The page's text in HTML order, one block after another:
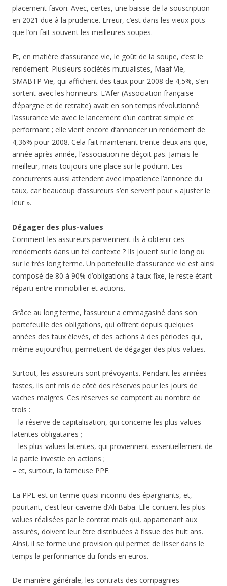
placement favori. Avec, certes, une baisse de la souscription
en 2021 due à la prudence. Erreur, c’est dans les vieux pots
que l’on fait souvent les meilleures soupes.
Et, en matière d’assurance vie, le goût de la soupe, c’est le
rendement. Plusieurs sociétés mutualistes, Maaf Vie,
SMABTP Vie, qui affichent des taux pour 2008 de 4,5%, s’en
sortent avec les honneurs. L’Afer (Association française
d’épargne et de retraite) avait en son temps révolutionné
l’assurance vie avec le lancement d’un contrat simple et
performant ; elle vient encore d’annoncer un rendement de
4,36% pour 2008. Cela fait maintenant trente-deux ans que,
année après année, l’association ne déçoit pas. Jamais le
meilleur, mais toujours une place sur le podium. Les
concurrents aussi attendent avec impatience l’annonce du
taux, car beaucoup d’assureurs s’en servent pour « ajuster le
leur ».
Dégager des plus-values
Comment les assureurs parviennent-ils à obtenir ces
rendements dans un tel contexte ? Ils jouent sur le long ou
sur le très long terme. Un portefeuille d’assurance vie est ainsi
composé de 80 à 90% d’obligations à taux fixe, le reste étant
réparti entre immobilier et actions.
Grâce au long terme, l’assureur a emmagasiné dans son
portefeuille des obligations, qui offrent depuis quelques
années des taux élevés, et des actions à des périodes qui,
même aujourd’hui, permettent de dégager des plus-values.
Surtout, les assureurs sont prévoyants. Pendant les années
fastes, ils ont mis de côté des réserves pour les jours de
vaches maigres. Ces réserves se comptent au nombre de
trois :
– la réserve de capitalisation, qui concerne les plus-values
latentes obligataires ;
– les plus-values latentes, qui proviennent essentiellement de
la partie investie en actions ;
– et, surtout, la fameuse PPE.
La PPE est un terme quasi inconnu des épargnants, et,
pourtant, c’est leur caverne d’Ali Baba. Elle contient les plus-
values réalisées par le contrat mais qui, appartenant aux
assurés, doivent leur être distribuées à l’issue des huit ans.
Ainsi, il se forme une provision qui permet de lisser dans le
temps la performance du fonds en euros.
De manière générale, les contrats des compagnies